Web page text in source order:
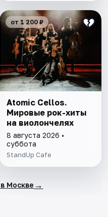
от 1 200 ₽
Atomic Cellos.
Мировые рок-хиты
на виолончелях
8 августа 2026 •
суббота
StandUp Cafe
Москве →